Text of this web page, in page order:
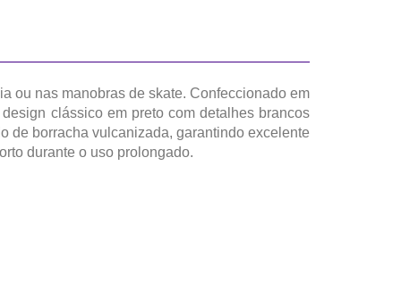
ou nas manobras de skate. Confeccionado em
clássico em preto com detalhes brancos
de borracha vulcanizada, garantindo excelente
durante o uso prolongado.